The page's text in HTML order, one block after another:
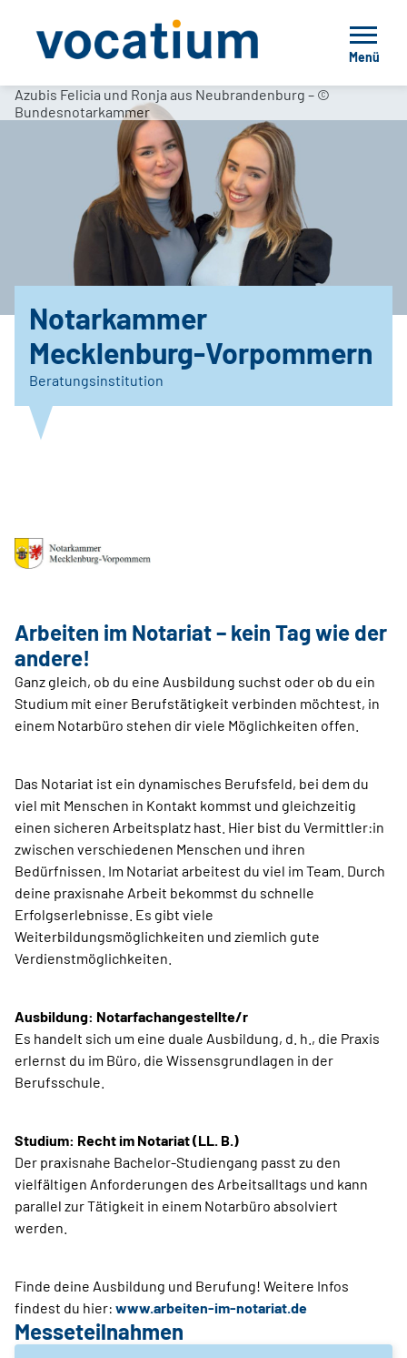
Menü
Azubis Felicia und Ronja aus Neubrandenburg – ©
Bundesnotarkammer
Notarkammer
Mecklenburg-Vorpommern
Beratungsinstitution
Arbeiten im Notariat – kein Tag wie der
andere!
Ganz gleich, ob du eine Ausbildung suchst oder ob du ein
Studium mit einer Berufstätigkeit verbinden möchtest, in
einem Notarbüro stehen dir viele Möglichkeiten offen.
Das Notariat ist ein dynamisches Berufsfeld, bei dem du
viel mit Menschen in Kontakt kommst und gleichzeitig
einen sicheren Arbeitsplatz hast. Hier bist du Vermittler:in
zwischen verschiedenen Menschen und ihren
Bedürfnissen. Im Notariat arbeitest du viel im Team. Durch
deine praxisnahe Arbeit bekommst du schnelle
Erfolgserlebnisse. Es gibt viele
Weiterbildungsmöglichkeiten und ziemlich gute
Verdienstmöglichkeiten.
Ausbildung: Notarfachangestellte/r
Es handelt sich um eine duale Ausbildung, d. h., die Praxis
erlernst du im Büro, die Wissensgrundlagen in der
Berufsschule.
Studium: Recht im Notariat (LL. B.)
Der praxisnahe Bachelor-Studiengang passt zu den
vielfältigen Anforderungen des Arbeitsalltags und kann
parallel zur Tätigkeit in einem Notarbüro absolviert
werden.
Finde deine Ausbildung und Berufung! Weitere Infos
findest du hier: www.arbeiten-im-notariat.de
Messeteilnahmen